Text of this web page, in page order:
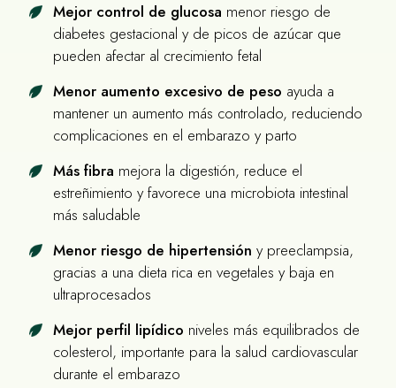
Mejor control de glucosa menor riesgo de
diabetes gestacional y de picos de azúcar que
pueden afectar al crecimiento fetal
Menor aumento excesivo de peso ayuda a
mantener un aumento más controlado, reduciendo
complicaciones en el embarazo y parto
Más fibra mejora la digestión, reduce el
estreñimiento y favorece una microbiota intestinal
más saludable
Menor riesgo de hipertensión y preeclampsia,
gracias a una dieta rica en vegetales y baja en
ultraprocesados
Mejor perfil lipídico niveles más equilibrados de
colesterol, importante para la salud cardiovascular
durante el embarazo